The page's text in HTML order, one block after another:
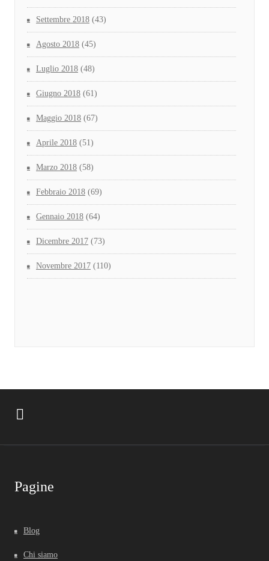
Settembre 2018 (43)
Agosto 2018 (45)
Luglio 2018 (48)
Giugno 2018 (61)
Maggio 2018 (67)
Aprile 2018 (51)
Marzo 2018 (58)
Febbraio 2018 (69)
Gennaio 2018 (64)
Dicembre 2017 (73)
Novembre 2017 (110)
Pagine
Blog
Chi siamo